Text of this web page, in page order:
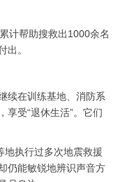
计帮助搜救出1000余名
出。
续在训练基地、消防系
享受“退休生活”。它们
地执行过多次地震救援
仍能敏锐地辨识声音方